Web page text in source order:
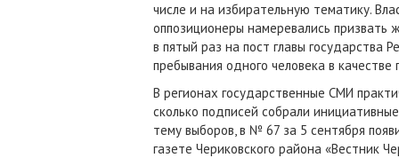
числе и на избирательную тематику.
оппозиционеры намеревались призвать
в пятый раз на пост главы государства
пребывания одного человека в
В регионах государственные СМИ
сколько подписей собрали
тему выборов, в № 67 за 5 сентября
газете Чериковского района «Вестник